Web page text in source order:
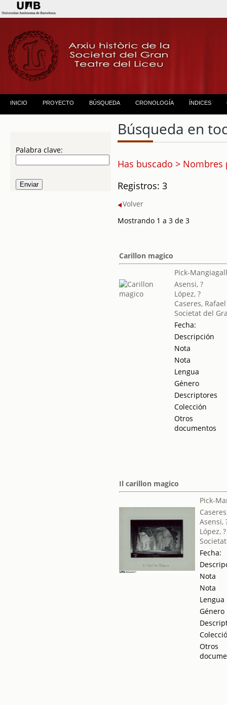
INICIO PROYECTO BÚSQUEDA CRONOLOGÍA ÍNDICES
Palabra clave:
Búsqueda en
Has buscado >
Registros: 3
Volver
Mostrando 1 a 3 de 3
Carillon magico
Pick-
Asensi, ?
López, ?
Caseres, Rafael
Societat del
Fecha:
Descripción
Nota
Nota
Lengua
Género
Descriptores
Colección
Otros
documentos
Il carillon magico
Pick-
Asensi,
López, ?
Fecha:
Nota
Nota
Lengua
Género
Otros